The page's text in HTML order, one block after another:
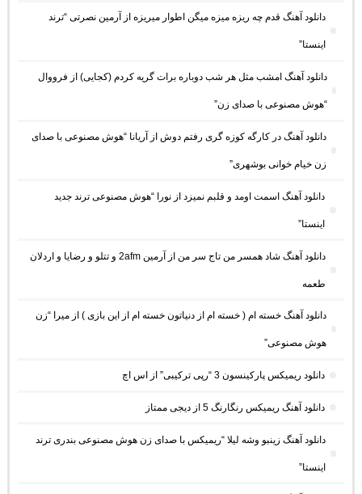
دانلود آهنگ ﻗﺪم ﭼﻪ رﻳﺰه ﻣﻴﺰه ﻣﻴﮕﻦ اﻃﻮار ﻣﻴﺮﻳﺰه از آرمین نصرتی “ترند
اینستا”
دانلود آهنگ امشب مثل هر شب دوباره برات گریه کردم (کجایی) از فرووال
“هوش مصنوعی با صدای زن”
دانلود آهنگ در کارگه کوزه گری رفتم دوش از آریانا “هوش مصنوعی با صدای
زن خیام خوانی بوشهری”
دانلود آهنگ اسمت اومد و قلبم نمیزد از نورا “هوش مصنوعی ترند جدید
اینستا”
دانلود آهنگ شاد همسر من تاج سر من از آرمین 2afm و تتلو و رضایا و اردلان
طعمه
دانلود آهنگ خسته ام ( خسته ام از دنیاتون خسته ام از این بازی ) از میرا “زن
هوش مصنوعی”
دانلود ریمیکس پارکینسون 3 “رپی ترکیبی” از اس اچ
دانلود آهنگ ریمیکس رنگارنگ 5 از دیجی ممتاز
دانلود آهنگ زینبو وشه لیلا “ریمیکس با صدای زن هوش مصنوعی بندری ترند
اینستا”